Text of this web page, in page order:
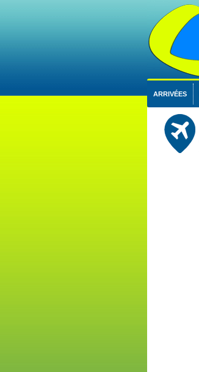
ARRIVÉES